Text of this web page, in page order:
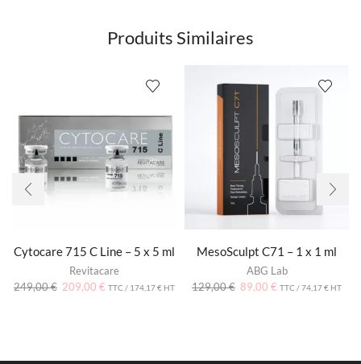
Produits Similaires
Cytocare 715 C Line – 5 x 5 ml
Revitacare
249,00€ 209,00 € TTC / 174,17€ HT
MesoSculpt C71 – 1 x 1 ml
ABG Lab
129,00€ 89,00 € TTC /74,17€ HT